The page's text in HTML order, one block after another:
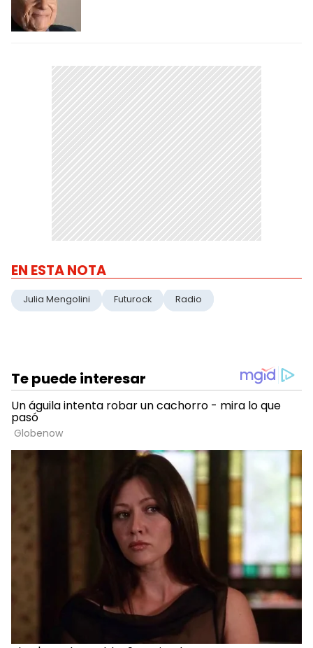
EN ESTA NOTA
Julia Mengolini Futurock Radio